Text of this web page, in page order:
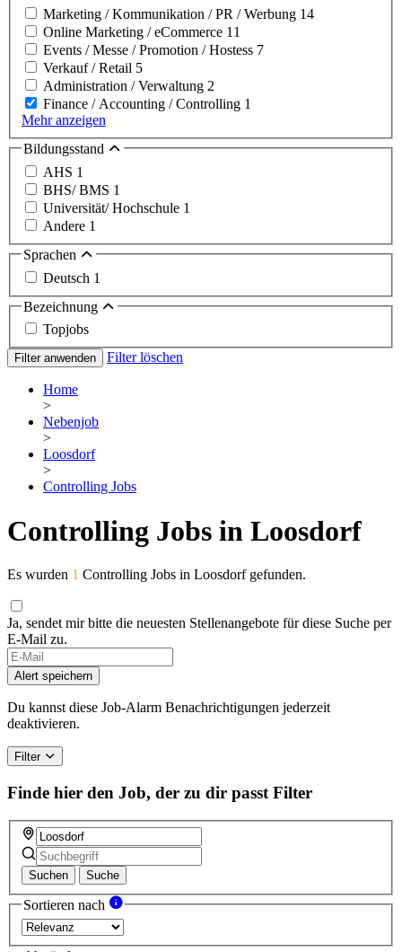
Marketing / Kommunikation / PR / Werbung 14
Online Marketing / eCommerce 11
Events / Messe / Promotion / Hostess 7
Verkauf / Retail 5
Administration / Verwaltung 2
Finance / Accounting / Controlling 1
Mehr anzeigen
Bildungsstand
AHS 1
BHS/ BMS 1
Universität/ Hochschule 1
Andere 1
Sprachen
Deutsch 1
Bezeichnung
Topjobs
Filter anwenden Filter löschen
Home
>
Nebenjob
>
Loosdorf
>
Controlling Jobs
Controlling Jobs in Loosdorf
Es wurden 1 Controlling Jobs in Loosdorf gefunden.
Ja, sendet mir bitte die neuesten Stellenangebote für diese Suche per
E-Mail zu.
Alert speichern
Du kannst diese Job-Alarm Benachrichtigungen jederzeit
deaktivieren.
Filter
Finde hier den Job, der zu dir passt Filter
Suchen Suche
Sortieren nach